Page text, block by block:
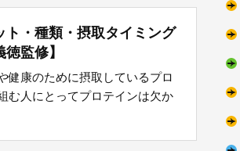
・種類・摂取タイミング
監修】
健康のために摂取しているプロ
む人にとってプロテインは欠か